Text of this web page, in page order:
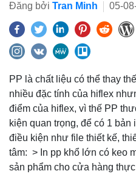
Đăng bởi Tran Minh 05-
PP là chất liệu có thể thay
nhiều đặc tính của hiflex
điểm của hiflex, vì thế PP
kiện quan trọng, để có 1
điều kiện như file thiết kế,
tâm: > In pp khổ lớn có keo
sản phẩm cho cửa hàng